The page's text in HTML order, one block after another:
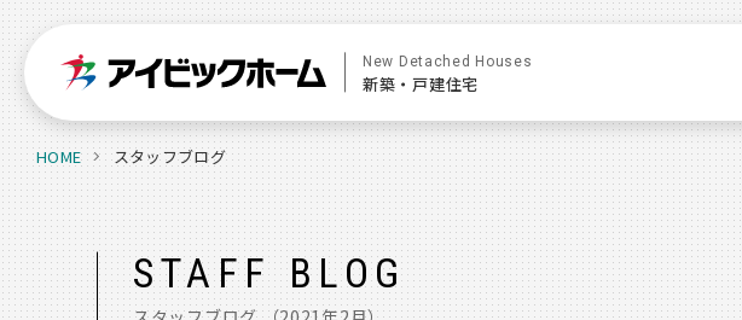
New Detached Houses
新築・戸建住宅
HOME スタッフブログ
STAFF BLOG